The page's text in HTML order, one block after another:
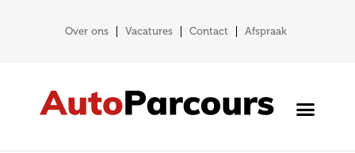
Over ons Vacatures Contact Afspraak